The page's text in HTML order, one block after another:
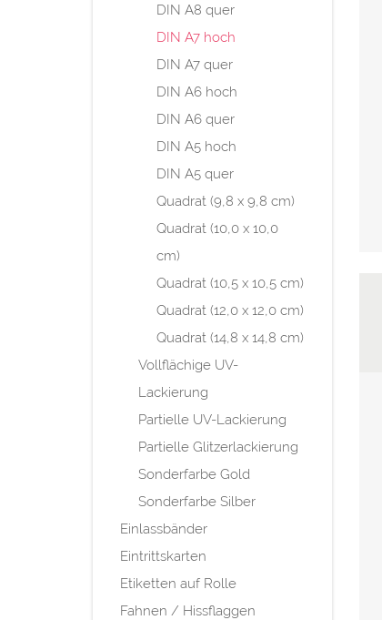
DIN A8 quer
DIN A7 hoch
DIN A7 quer
DIN A6 hoch
DIN A6 quer
DIN A5 hoch
DIN A5 quer
Quadrat (9,8 x 9,8 cm)
Quadrat (10,0 x 10,0
cm)
Quadrat (10,5 x 10,5 cm)
Quadrat (12,0 x 12,0 cm)
Quadrat (14,8 x 14,8 cm)
Vollflächige UV-
Lackierung
Partielle UV-Lackierung
Partielle Glitzerlackierung
Sonderfarbe Gold
Sonderfarbe Silber
Einlassbänder
Eintrittskarten
Etiketten auf Rolle
Fahnen / Hissflaggen